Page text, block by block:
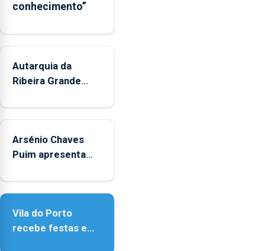
aos
durante
mês
de
entre
14h00
e
18h00.
conhecimento”
Autarquia da
Ribeira Grande
"Museus no Verão"
Arsénio Chaves
Puim apresenta
de Vila do Porto
Vila do Porto
recebe festas em